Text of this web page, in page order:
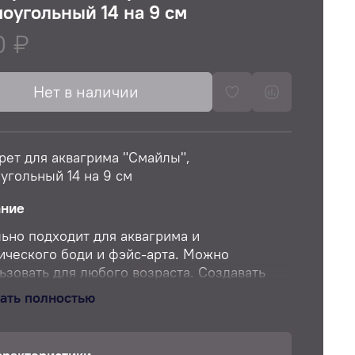
14 на 9 см
₽
Нет в наличии
для аквагрима "Смайлы",
14 на 9 см
подходит для аквагрима и
боди и фэйс-арта. Можно
для любого возраста. Создавать
образ за несколько минут. Помогут
работу художника аквагримера и
полностью